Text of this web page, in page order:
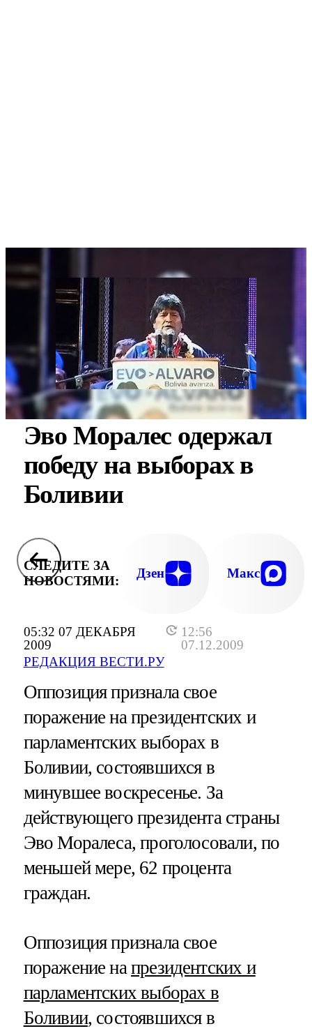
05:32 07 ДЕКАБРЯ
2009
12:56
07.12.2009
РЕДАКЦИЯ ВЕСТИ.РУ
Эво Моралес одержал
победу на выборах в
Боливии
СЛЕДИТЕ ЗА
НОВОСТЯМИ:
Дзен Макс
Оппозиция признала свое
поражение на президентских и
парламентских выборах в
Боливии, состоявшихся в
минувшее воскресенье. За
действующего президента страны
Эво Моралеса, проголосовали, по
меньшей мере, 62 процента
граждан.
Оппозиция признала свое
поражение на президентских и
парламентских выборах в
Боливии, состоявшихся в